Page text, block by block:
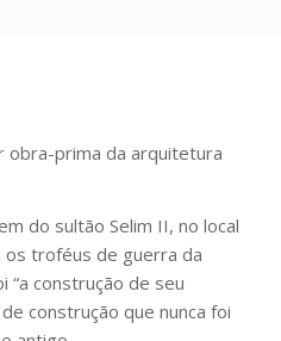
obra-prima da arquitetura
do sultão Selim II, no local
troféus de guerra da
“a construção de seu
construção que nunca foi